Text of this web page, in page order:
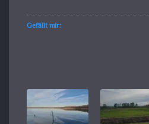
Gefällt mir: